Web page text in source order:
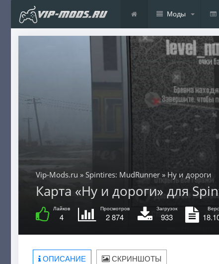
Моды
Vip-Mods.ru » Spintires: MudRunner» Ну и дороги
Карта «Ну и дороги» для
Лайков
4
Просмотров
2 874
Загрузок
933
ОПИСАНИЕ СКРИНШОТЫ